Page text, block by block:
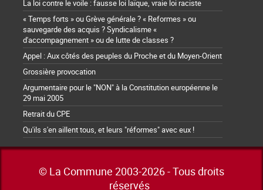
La loi contre le voile : fausse loi laïque, vraie loi raciste
« Temps forts » ou Grève générale ? « Reformes » ou
sauvegarde des acquis ? Syndicalisme «
d'accompagnement » ou de lutte de classes ?
Appel : Aux côtés des peuples du Proche et du Moyen-Orient
Grossière provocation
Argumentaire pour le "NON" à la Constitution européenne le
29 mai 2005
Retrait du CPE
Qu'ils s'en aillent tous, et leurs "réformes" avec eux !
© La Commune 2003-2026 - Tous droits
réservés